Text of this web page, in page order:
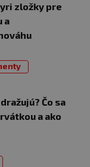
zložky pre
a
Čo sa
a ako